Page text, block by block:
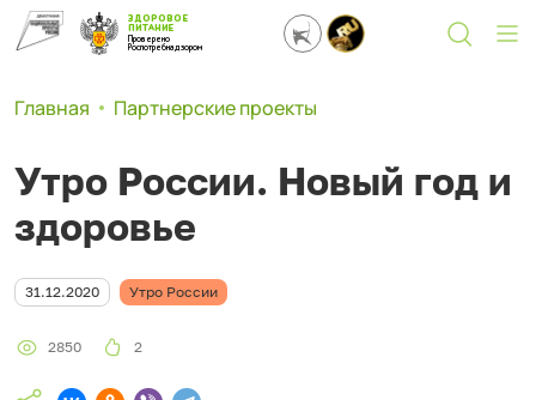
ЗДОРОВОЕ
ПИТАНИЕ
Проверено
Роспотребнадзором
Главная Партнерские проекты
Утро России. Новый год и
здоровье
31.12.2020 Утро России
2850 2